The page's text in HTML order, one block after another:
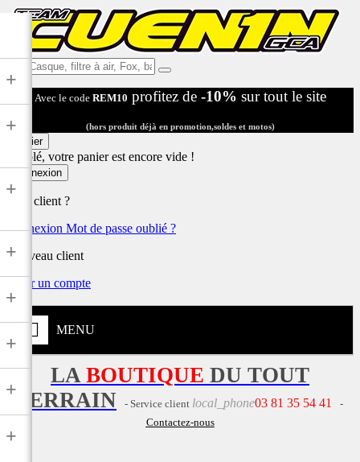
Ex:
Casque,
filtre
air,
Fox,
...
Avec le code REM10 profitez de -10% sur tout le site
(hors produit déjà en promotion,soldes et motos)
Panier
Désolé, votre panier est encore vide !
Connexion
Déjà client ?
Connexion Mot de passe oublié ?
Nouveau client
Créer un compte
MENU
+
+
+
+
+
+
+
+
LA BOUTIQUE DU TOUT
TERRAIN
- Service client local_phone03 81 35 54 41
-
Contactez-nous